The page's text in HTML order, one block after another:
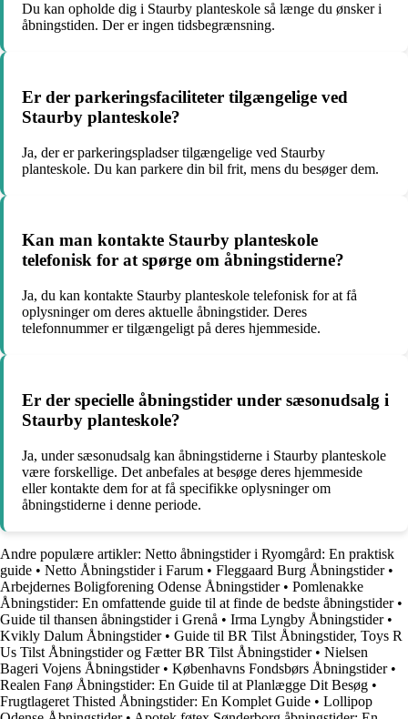
Du kan opholde dig i Staurby planteskole så længe du ønsker i
åbningstiden. Der er ingen tidsbegrænsning.
Er der parkeringsfaciliteter tilgængelige ved
Staurby planteskole?
Ja, der er parkeringspladser tilgængelige ved Staurby
planteskole. Du kan parkere din bil frit, mens du besøger dem.
Kan man kontakte Staurby planteskole
telefonisk for at spørge om åbningstiderne?
Ja, du kan kontakte Staurby planteskole telefonisk for at få
oplysninger om deres aktuelle åbningstider. Deres
telefonnummer er tilgængeligt på deres hjemmeside.
Er der specielle åbningstider under sæsonudsalg i
Staurby planteskole?
Ja, under sæsonudsalg kan åbningstiderne i Staurby planteskole
være forskellige. Det anbefales at besøge deres hjemmeside
eller kontakte dem for at få specifikke oplysninger om
åbningstiderne i denne periode.
Andre populære artikler: Netto åbningstider i Ryomgård: En praktisk
guide • Netto Åbningstider i Farum • Fleggaard Burg Åbningstider•
Arbejdernes Boligforening Odense Åbningstider• Pomlenakke
Åbningstider: En omfattende guide til at finde de bedste åbningstider•
Guide til thansen åbningstider i Grenå • Irma Lyngby Åbningstider•
Kvikly Dalum Åbningstider• Guide til BR Tilst Åbningstider, Toys R
Us Tilst Åbningstider og Fætter BR Tilst Åbningstider• Nielsen
Bageri Vojens Åbningstider• Københavns Fondsbørs Åbningstider•
Realen Fanø Åbningstider: En Guide til at Planlægge Dit Besøg •
Frugtlageret Thisted Åbningstider: En Komplet Guide • Lollipop